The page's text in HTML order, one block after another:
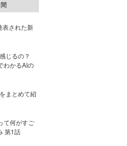
表された新
じるの？
わかるAIの
まとめて紹
て何がすご
第1話